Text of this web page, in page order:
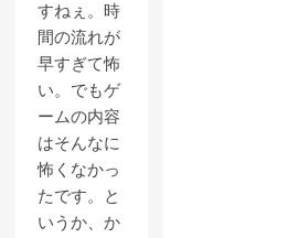
すねぇ。時
間の流れが
早すぎて怖
い。でもゲ
ームの内容
はそんなに
怖くなかっ
たです。と
いうか、か